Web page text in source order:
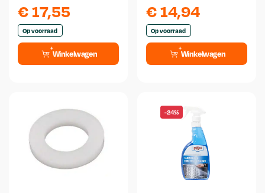
€17,55
Op voorraad
Winkelwagen
€14,94
Op voorraad
Winkelwagen
-24%